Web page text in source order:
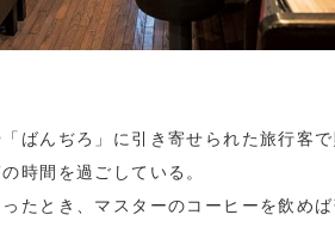
ばんぢろ」に引き寄せられた旅行客
時間を過ごしている。
ったとき、マスターのコーヒーを飲め